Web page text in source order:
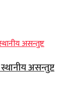
असन्तुष्ट